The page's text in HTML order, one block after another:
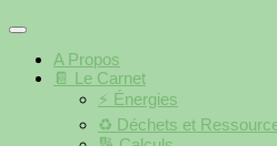
A Propos
📔 Le Carnet
⚡️ Énergies
♻️ Déchets et